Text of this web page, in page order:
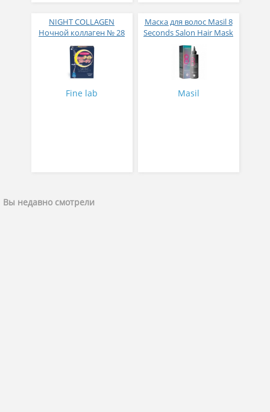
NIGHT COLLAGEN
Ночной коллаген № 28
Fine lab
Маска для волос Masil 8
Seconds Salon Hair Mask
200 мл
Masil
Вы недавно смотрели